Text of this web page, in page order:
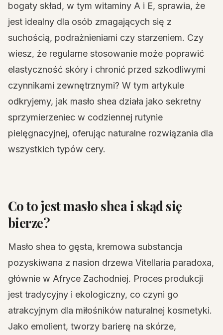
bogaty skład, w tym witaminy A i E, sprawia, że
jest idealny dla osób zmagających się z
suchością, podrażnieniami czy starzeniem. Czy
wiesz, że regularne stosowanie może poprawić
elastyczność skóry i chronić przed szkodliwymi
czynnikami zewnętrznymi? W tym artykule
odkryjemy, jak masło shea działa jako sekretny
sprzymierzeniec w codziennej rutynie
pielęgnacyjnej, oferując naturalne rozwiązania dla
wszystkich typów cery.
Co to jest masło shea i skąd się
bierze?
Masło shea to gęsta, kremowa substancja
pozyskiwana z nasion drzewa Vitellaria paradoxa,
głównie w Afryce Zachodniej. Proces produkcji
jest tradycyjny i ekologiczny, co czyni go
atrakcyjnym dla miłośników naturalnej kosmetyki.
Jako emolient, tworzy barierę na skórze,